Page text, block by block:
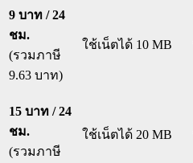
9 บาท / 24
ชม.
(รวมภาษี
9.63 บาท)
ใช้เน็ตได้ 10 MB
15 บาท / 24
ชม.
(รวมภาษี
ใช้เน็ตได้ 20 MB